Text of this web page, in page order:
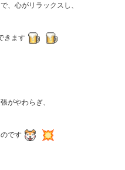
、心がリラックスし、
きます
がやわらぎ、
です